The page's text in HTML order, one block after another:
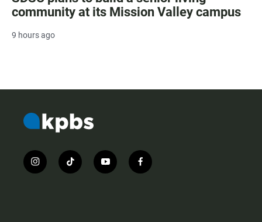
community at its Mission Valley campus
9 hours ago
i
n
t
i
y
o
f
a